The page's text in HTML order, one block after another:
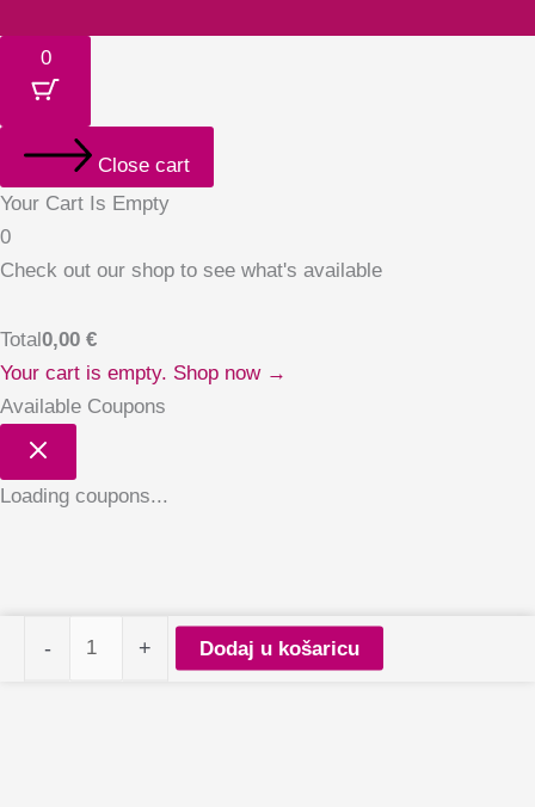
0
Close cart
Your Cart Is Empty
0
Check out our shop to see what's available
Total0,00 €
Your cart is empty. Shop now →
Available Coupons
Loading coupons...
- + Dodaj u košaricu